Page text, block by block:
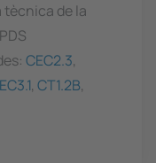
tècnica de la
CEC2.3,
, CT1.2B,